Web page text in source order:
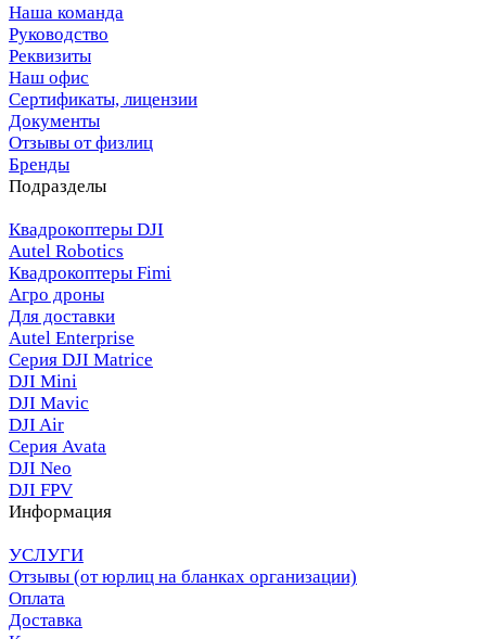
Наша команда
Руководство
Реквизиты
Наш офис
Сертификаты, лицензии
Документы
Отзывы от физлиц
Бренды
Подразделы
Квадрокоптеры DJI
Autel Robotics
Квадрокоптеры Fimi
Агро дроны
Для доставки
Autel Enterprise
Серия DJI Matrice
DJI Mini
DJI Mavic
DJI Air
Серия Avata
DJI Neo
DJI FPV
Информация
УСЛУГИ
Отзывы (от юрлиц на бланках организации)
Оплата
Доставка